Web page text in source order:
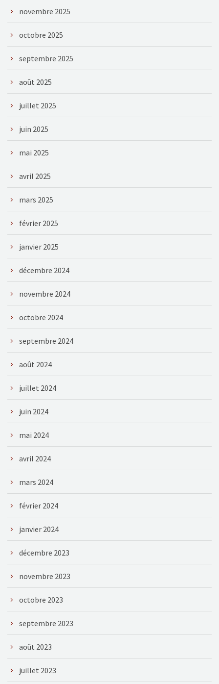
novembre 2025
octobre 2025
septembre 2025
août 2025
juillet 2025
juin 2025
mai 2025
avril 2025
mars 2025
février 2025
janvier 2025
décembre 2024
novembre 2024
octobre 2024
septembre 2024
août 2024
juillet 2024
juin 2024
mai 2024
avril 2024
mars 2024
février 2024
janvier 2024
décembre 2023
novembre 2023
octobre 2023
septembre 2023
août 2023
juillet 2023